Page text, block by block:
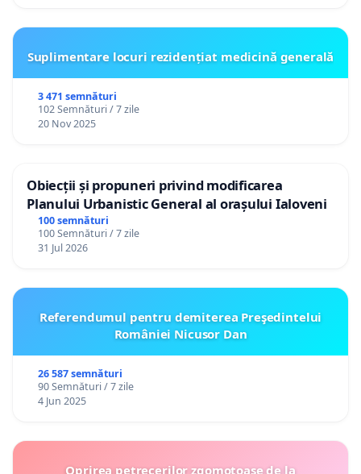
Suplimentare locuri rezidențiat medicină generală
3 471 semnături
102 Semnături / 7 zile
20 Nov 2025
Obiecții și propuneri privind modificarea
Planului Urbanistic General al orașului Ialoveni
100 semnături
100 Semnături / 7 zile
31 Jul 2026
Referendumul pentru demiterea Preşedintelui
României Nicusor Dan
26 587 semnături
90 Semnături / 7 zile
4 Jun 2025
Oprirea petrecerilor zgomotoase de la